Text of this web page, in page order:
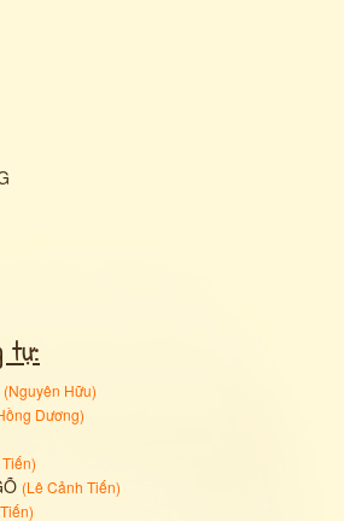
tự:
(Nguyên Hữu)
Dương)
)
(Lê Cảnh Tiến)
)